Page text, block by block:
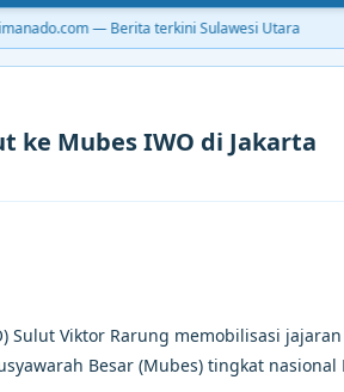
— Berita terkini Sulawesi Utara
ke Mubes IWO di Jakarta
Sulut Viktor Rarung memobilisasi
Besar (Mubes) tingkat nasional